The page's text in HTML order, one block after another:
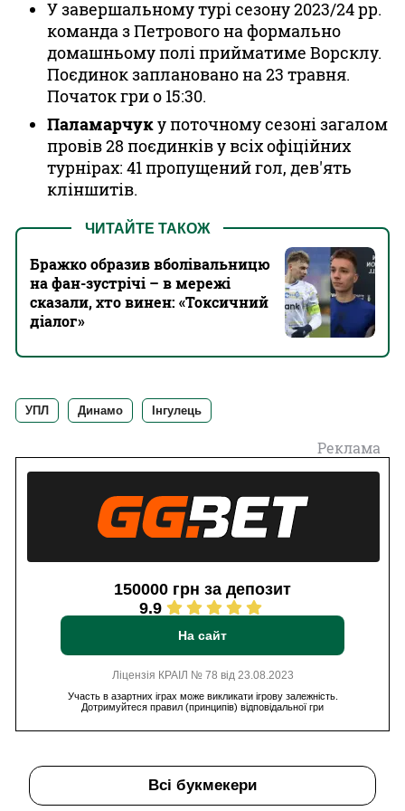
У завершальному турі сезону 2023/24 рр.
команда з Петрового на формально
домашньому полі прийматиме Ворсклу.
Поєдинок заплановано на 23 травня.
Початок гри о 15:30.
Паламарчуку поточному сезоні загалом
провів 28 поєдинків у всіх офіційних
турнірах: 41 пропущений гол, дев'ять
кліншитів.
ЧИТАЙТЕ ТАКОЖ
Бражко образив вболівальницю
на фан-зустрічі – в мережі
сказали, хто винен: «‎Токсичний
діалог»
УПЛ Динамо Інгулець
Реклама
150000 грн за депозит
9.9
На сайт
Ліцензія КРАІЛ № 78 від 23.08.2023
Участь в азартних іграх може викликати ігрову залежність.
Дотримуйтеся правил (принципів) відповідальної гри
Всі букмекери